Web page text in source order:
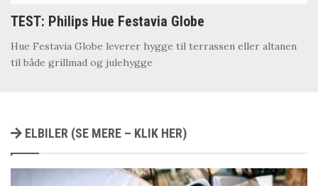
TEST: Philips Hue Festavia Globe
Hue Festavia Globe leverer hygge til terrassen eller altanen
til både grillmad og julehygge
ELBILER (SE MERE – KLIK HER)